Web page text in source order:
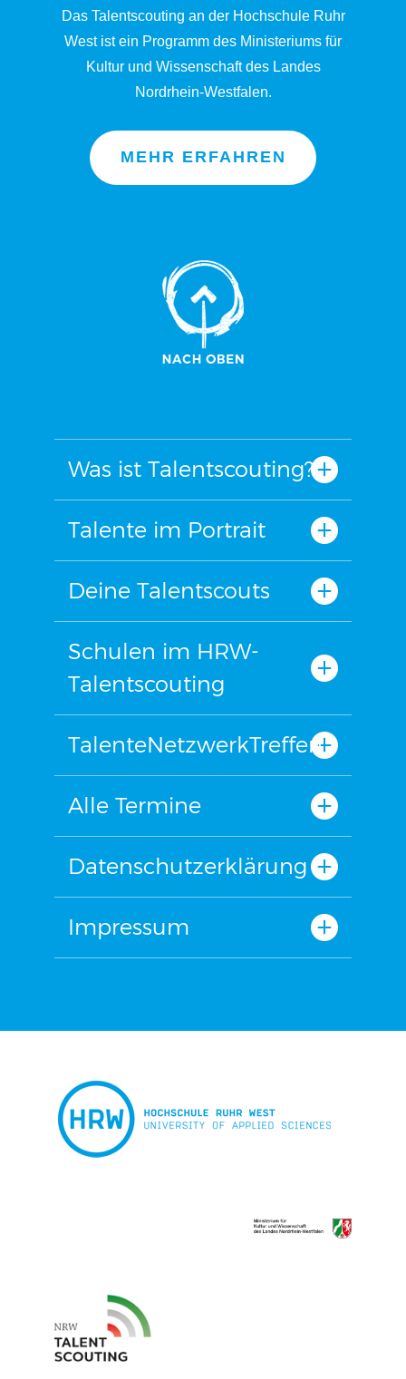
Das Talentscouting an der Hochschule Ruhr
West ist ein Programm des Ministeriums für
Kultur und Wissenschaft des Landes
Nordrhein-Westfalen.
MEHR ERFAHREN
Was ist Talentscouting?
Talente im Portrait
Deine Talentscouts
Schulen im HRW-
Talentscouting
TalenteNetzwerkTreffen
Alle Termine
Datenschutzerklärung
Impressum